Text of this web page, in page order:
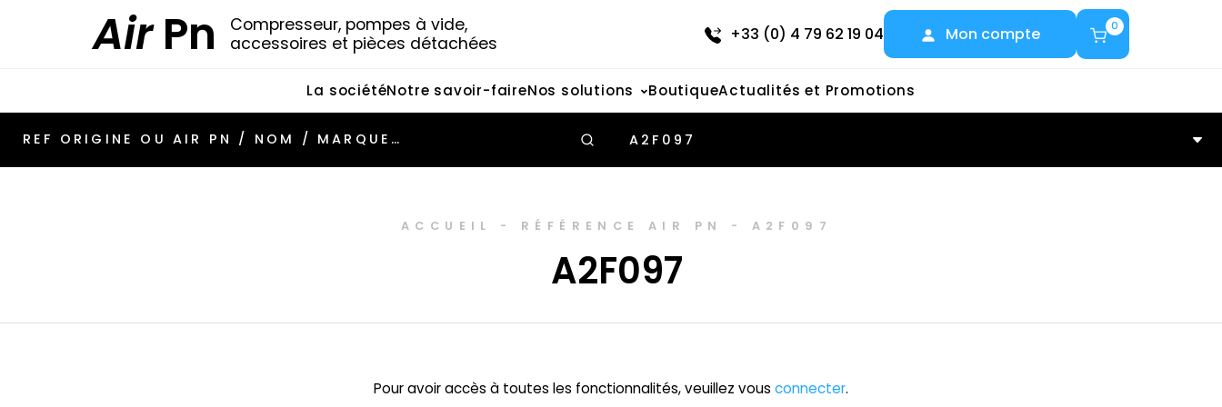
AirPn
Compresseur, pompes à vide,
accessoires et pièces détachées
+33 (0) 4 79 62 19 04 Mon compte 0
La sociétéNotre savoir-faireNos solutions BoutiqueActualités et Promotions
A2F097
ACCUEIL - RÉFÉRENCE AIR PN - A2F097
A2F097
Pour avoir accès à toutes les fonctionnalités, veuillez vous connecter.